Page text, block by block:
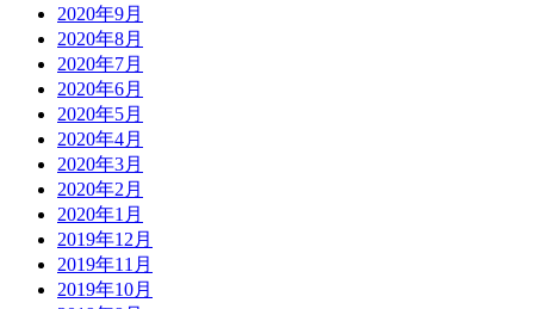
2020年9月
2020年8月
2020年7月
2020年6月
2020年5月
2020年4月
2020年3月
2020年2月
2020年1月
2019年12月
2019年11月
2019年10月